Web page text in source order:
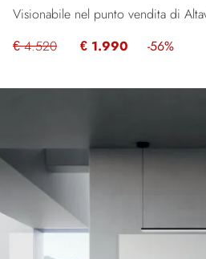
Visionabile nel punto vendita di
€ 4.520
€ 1.990 -56%